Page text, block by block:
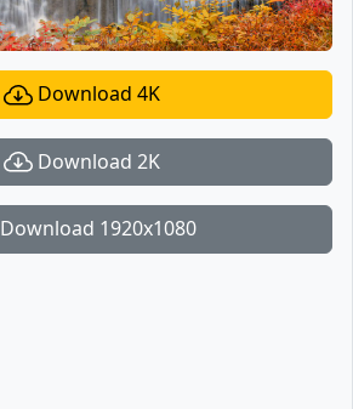
Download 4K
Download 2K
Download 1920x1080